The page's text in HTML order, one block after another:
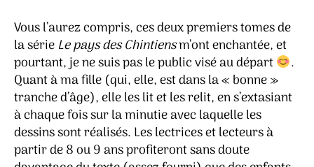
Vous l’aurez compris, ces deux premiers tomes de
la série Le pays des Chintiensm’ont enchantée, et
pourtant, je ne suis pas le public visé au départ
.
Quant à ma fille (qui, elle, est dans la « bonne »
tranche d’âge), elle les lit et les relit, en s’extasiant
à chaque fois sur la minutie avec laquelle les
dessins sont réalisés. Les lectrices et lecteurs à
partir de 8 ou 9 ans profiteront sans doute